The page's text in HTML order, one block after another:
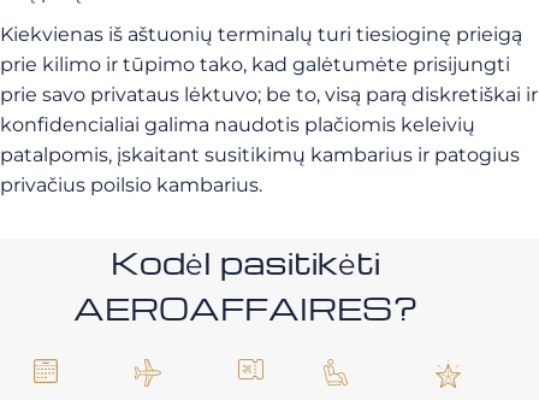
Kiekvienas iš aštuonių terminalų turi tiesioginę prieigą
prie kilimo ir tūpimo tako, kad galėtumėte prisijungti
prie savo privataus lėktuvo; be to, visą parą diskretiškai ir
konfidencialiai galima naudotis plačiomis keleivių
patalpomis, įskaitant susitikimų kambarius ir patogius
privačius poilsio kambarius.
Kodėl pasitikėti
AEROAFFAIRES?